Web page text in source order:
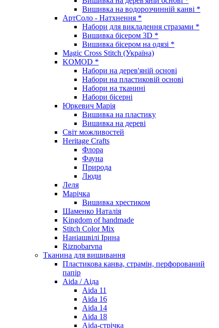
Вишивка на водорозчинній канві *
АртСоло - Натхнення *
Набори для викладення стразами *
Вишивка бісером 3D *
Вишивка бісером на одязі *
Magic Cross Stitch (Україна)
KOMOD *
Набори на дерев'яній основі
Набори на пластиковій основі
Набори на тканині
Набори бісерні
Юркевич Марія
Вишивка на пластику
Вишивка на дереві
Світ можливостей
Heritage Crafts
Флора
Фауна
Природа
Люди
Леля
Марічка
Вишивка хрестиком
Шаменко Наталія
Kingdom of handmade
Stitch Color Mix
Наніашвілі Ірина
Riznobarvna
Тканина для вишивання
Пластикова канва, страмін, перфорований
папір
Aida / Аіда
Aida 11
Aida 16
Aida 14
Aida 18
Aida-стрічка